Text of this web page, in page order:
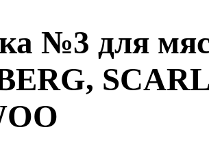
№3 для